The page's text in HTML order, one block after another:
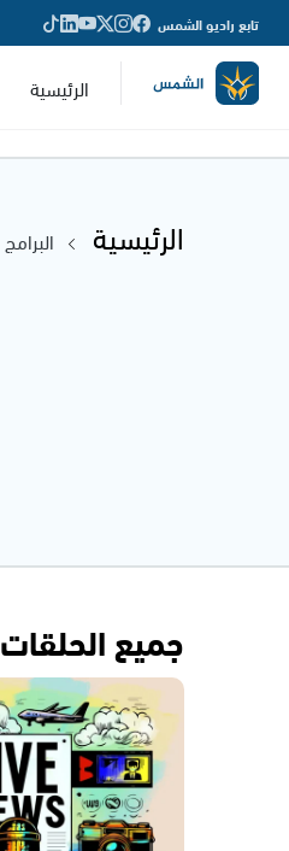
تابع راديو الشمس
الرئيسية
الرئيسية البرامج
جميع الحلقات